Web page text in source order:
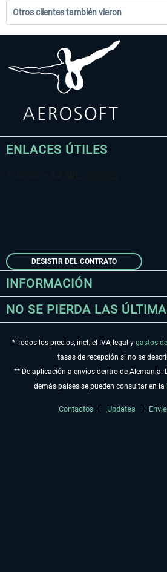
Otros clientes también vieron
ENLACES ÚTILES
DESISTIR DEL CONTRATO
INFORMACIÓN
NO SE PIERDA LAS
* Todos los precios, incl. el IVA legal y gastos
tasas de recepción si no se
** De aplicación a envíos dentro de Alemania.
demás países se pueden consultar en la
Contactos Updates